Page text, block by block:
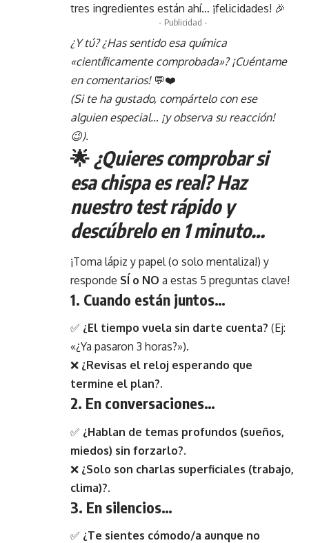
tres ingredientes están ahí… ¡felicidades! 🎉
- Publicidad -
¿Y tú? ¿Has sentido esa química
«científicamente comprobada»? ¡Cuéntame
en comentarios!💬❤️
(Si te ha gustado, compártelo con ese
alguien especial… ¡y observa su reacción!
😉).
🌟 ¿Quieres comprobar si
esa chispa es real? Haz
nuestro test rápidoy
descúbrelo en 1 minuto…
¡Toma lápiz y papel (o solo mentaliza!) y
responde SÍ o NO a estas 5 preguntas clave!
1. Cuando están juntos…
✅ ¿El tiempo vuela sin darte cuenta? (Ej:
«¿Ya pasaron 3 horas?»).
❌ ¿Revisas el reloj esperando que
termine el plan?.
2. En conversaciones…
✅ ¿Hablan de temas profundos (sueños,
miedos) sin forzarlo?.
❌ ¿Solo son charlas superficiales (trabajo,
clima)?.
3. En silencios…
✅ ¿Te sientes cómodo/a aunque no